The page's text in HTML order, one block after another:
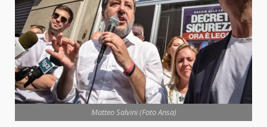
Matteo Salvini (Foto Ansa)